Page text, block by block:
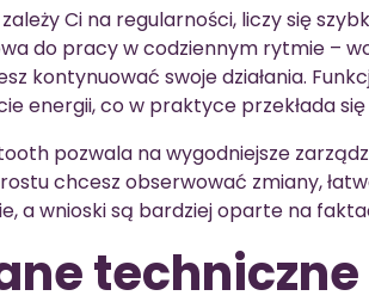
Ci na regularności, liczy się
do pracy w codziennym rytmie –
kontynuować swoje działania.
energii, co w praktyce przekłada
pozwala na wygodniejsze
chcesz obserwować zmiany,
a wnioski są bardziej oparte na
techniczne